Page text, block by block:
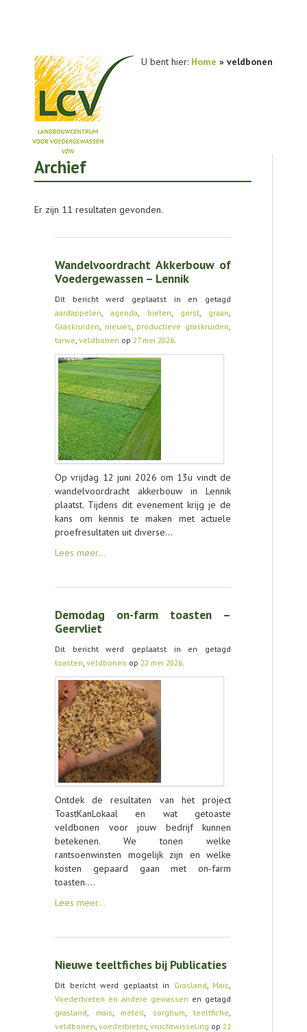
U bent hier: Home » veldbonen
NIEUWS
AGENDA
OVER LCV
CONTACT
Archief
Er zijn 11 resultaten gevonden.
Wandelvoordracht Akkerbouw of
Voedergewassen – Lennik
Dit bericht werd geplaatst in en getagd
aardappelen,agenda, bieten, gerst, graan,
Graskruiden, nieuws, productieve graskruiden,
tarwe, veldbonen op 27 mei 2026.
Op vrijdag 12 juni 2026 om 13u vindt de
wandelvoordracht akkerbouw in Lennik
plaatst. Tijdens dit evenement krijg je de
kans om kennis te maken met actuele
proefresultaten uit diverse…
Lees meer…
Demodag on-farm toasten –
Geervliet
Dit bericht werd geplaatst in en getagd
toasten, veldbonen op 22 mei 2026.
Ontdek de resultaten van het project
ToastKanLokaal en wat getoaste
veldbonen voor jouw bedrijf kunnen
betekenen. We tonen welke
rantsoenwinsten mogelijk zijn en welke
kosten gepaard gaan met on-farm
toasten.…
Lees meer…
Nieuwe teeltfiches bij Publicaties
Dit bericht werd geplaatst in Grasland, Maïs,
Voederbieten en andere gewassen en getagd
grasland, mais, méteil, sorghum, teeltfiche,
veldbonen,voederbieter, vruchtwisseling op 21